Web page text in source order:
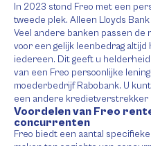
In 2023 stond Freo met een
tweede plek. Alleen Lloyds
Veel andere banken passen
voor een gelijk leenbedrag
iedereen. Dit geeft u
van een Freo persoonlijke
moederbedrijf Rabobank. U
een andere kredietverstrekker
Voordelen van Freo
concurrenten
Freo biedt een aantal